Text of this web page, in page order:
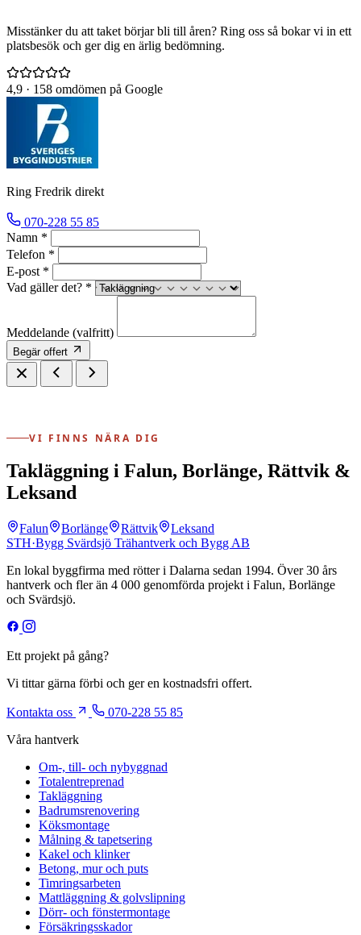
Misstänker du att taket börjar bli till åren? Ring oss så bokar vi in ett
platsbesök och ger dig en ärlig bedömning.
4,9 · 158 omdömen på Google
Ring Fredrik direkt
070-228 55 85
Namn *
Telefon *
E-post *
Vad gäller det? *
Meddelande (valfritt)
Begär offert
VI FINNS NÄRA DIG
Takläggning i Falun, Borlänge, Rättvik &
Leksand
Falun Borlänge Rättvik
Leksand
STH·Bygg Svärdsjö Trähantverk och Bygg AB
En lokal byggfirma med rötter i Dalarna sedan 1994. Över 30 års
hantverk och fler än 4 000 genomförda projekt i Falun, Borlänge
och Svärdsjö.
Ett projekt på gång?
Vi tittar gärna förbi och ger en kostnadsfri offert.
Kontakta oss
070-228 55 85
Våra hantverk
Om-, till- och nybyggnad
Totalentreprenad
Takläggning
Badrumsrenovering
Köksmontage
Målning & tapetsering
Kakel och klinker
Betong, mur och puts
Timringsarbeten
Mattläggning & golvslipning
Dörr- och fönstermontage
Försäkringsskador